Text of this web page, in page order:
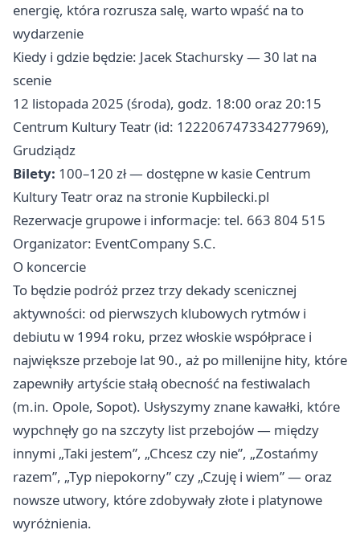
energię, która rozrusza salę, warto wpaść na to
wydarzenie
Kiedy i gdzie będzie: Jacek Stachursky — 30 lat na
scenie
12 listopada 2025 (środa), godz. 18:00 oraz 20:15
Centrum Kultury Teatr (id: 122206747334277969),
Grudziądz
Bilety: 100–120 zł — dostępne w kasie Centrum
Kultury Teatr oraz na stronie Kupbilecki.pl
Rezerwacje grupowe i informacje: tel. 663 804 515
Organizator: EventCompany S.C.
O koncercie
To będzie podróż przez trzy dekady scenicznej
aktywności: od pierwszych klubowych rytmów i
debiutu w 1994 roku, przez włoskie współprace i
największe przeboje lat 90., aż po millenijne hity, które
zapewniły artyście stałą obecność na festiwalach
(m.in. Opole, Sopot). Usłyszymy znane kawałki, które
wypchnęły go na szczyty list przebojów — między
innymi „Taki jestem”, „Chcesz czy nie”, „Zostańmy
razem”, „Typ niepokorny” czy „Czuję i wiem” — oraz
nowsze utwory, które zdobywały złote i platynowe
wyróżnienia.